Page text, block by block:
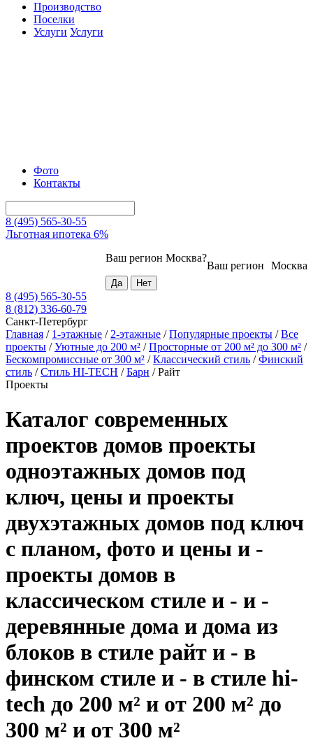
Производство
Поселки
Услуги Услуги
Фото
Контакты
8 (495) 565-30-55
Льготная ипотека 6%
Москва
Ваш регион
Ваш регион Москва?
8 (495) 565-30-55
8 (812) 336-60-79
Санкт-Петербург
Главная / 1-этажные / 2-этажные /Популярные проекты /Все
проекты /Уютные до 200 м² /Просторные от 200 м² до 300 м² /
Бескомпромиссные от 300 м² /Классический стиль /Финский
стиль /Стиль HI-TECH /Барн /Райт
Проекты
Каталог современных
проектов домов проекты
одноэтажных домов под
ключ, цены и проекты
двухэтажных домов под ключ
с планом, фото и цены и -
проекты домов в
классическом стиле и - и -
деревянные дома и дома из
блоков в стиле райт и - в
финском стиле и - в стиле hi-
tech до 200 м² и от 200 м² до
300 м² и от 300 м²